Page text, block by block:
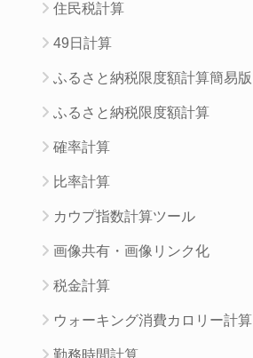
住民税計算
49日計算
ふるさと納税限度額計算簡易版
ふるさと納税限度額計算
確率計算
比率計算
カウプ指数計算ツール
画像共有・画像リンク化
税金計算
ウォーキング消費カロリー計算